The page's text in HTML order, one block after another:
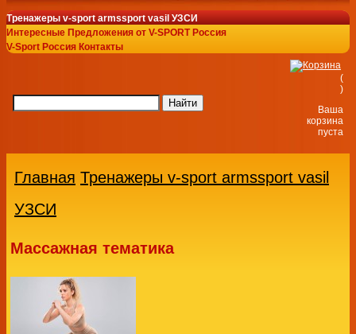
Тренажеры v-sport armssport vasil УЗСИ
Интересные Предложения от V-SPORT Россия
V-Sport Россия Контакты
(
)
Ваша
корзина
пуста
Главная Тренажеры v-sport armssport vasil
УЗСИ
Массажная тематика